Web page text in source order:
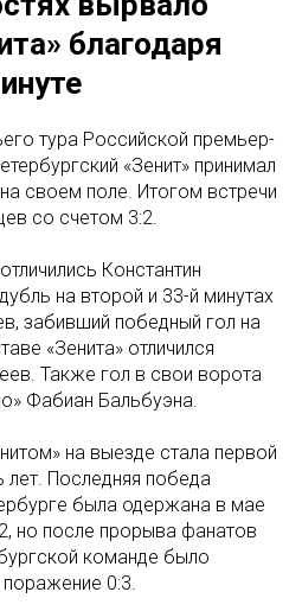
благодаря
тура Российской премьер-
«Зенит» принимал
своем поле. Итогом встречи
со счетом 3:2.
Константин
на второй и 33-й минутах
забивший победный гол на
«Зенита» отличился
Также гол в свои ворота
Фабиан Бальбуэна.
на выезде стала первой
лет. Последняя победа
была одержана в мае
но после прорыва фанатов
команде было
0:3.